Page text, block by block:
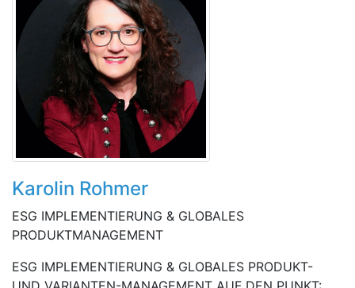
Karolin Rohmer
ESG IMPLEMENTIERUNG & GLOBALES
PRODUKTMANAGEMENT
ESG IMPLEMENTIERUNG & GLOBALES PRODUKT-